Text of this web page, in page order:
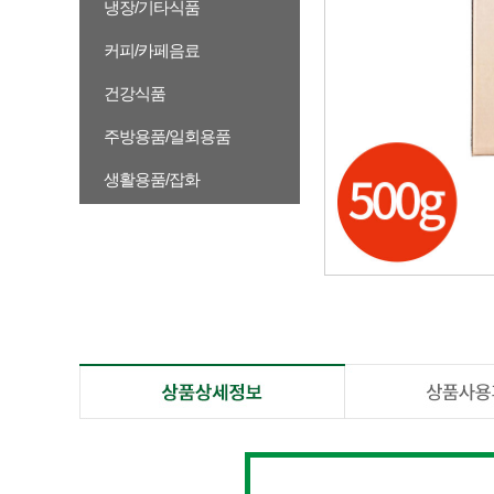
냉장/기타식품
커피/카페음료
건강식품
주방용품/일회용품
생활용품/잡화